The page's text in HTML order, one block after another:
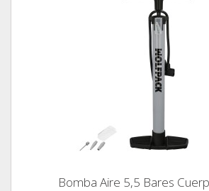
Bomba Aire 5,5 Bares